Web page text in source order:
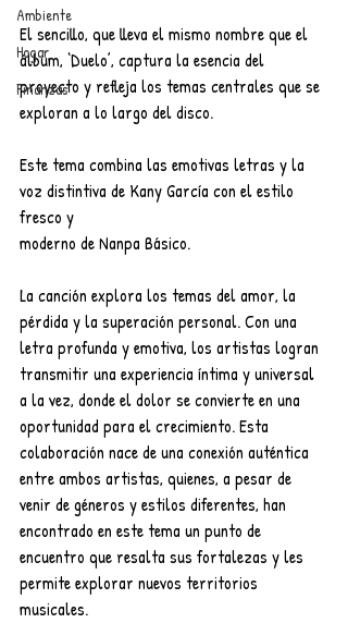
Ambiente
Hogar
Finanzas
El sencillo, que lleva el mismo nombre que el
álbum, ‘Duelo’, captura la esencia del
proyecto y refleja los temas centrales que se
exploran a lo largo del disco.
Este tema combina las emotivas letras y la
voz distintiva de Kany García con el estilo
fresco y
moderno de Nanpa Básico.
La canción explora los temas del amor, la
pérdida y la superación personal. Con una
letra profunda y emotiva, los artistas logran
transmitir una experiencia íntima y universal
a la vez, donde el dolor se convierte en una
oportunidad para el crecimiento. Esta
colaboración nace de una conexión auténtica
entre ambos artistas, quienes, a pesar de
venir de géneros y estilos diferentes, han
encontrado en este tema un punto de
encuentro que resalta sus fortalezas y les
permite explorar nuevos territorios
musicales.